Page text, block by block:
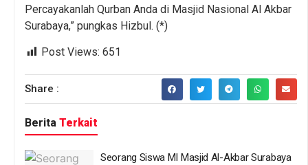
Percayakanlah Qurban Anda di Masjid Nasional Al Akbar
Surabaya,” pungkas Hizbul. (*)
Post Views: 651
Share :
Berita Terkait
Seorang Siswa MI Masjid Al-Akbar Surabaya